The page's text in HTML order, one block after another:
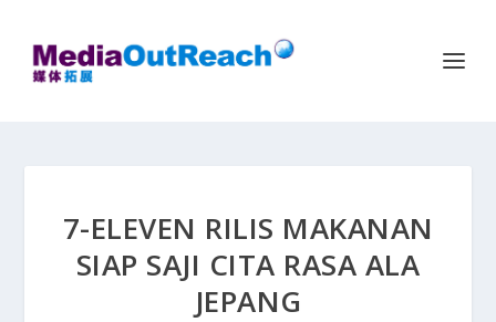
7-ELEVEN RILIS MAKANAN
SIAP SAJI CITA RASA ALA
JEPANG